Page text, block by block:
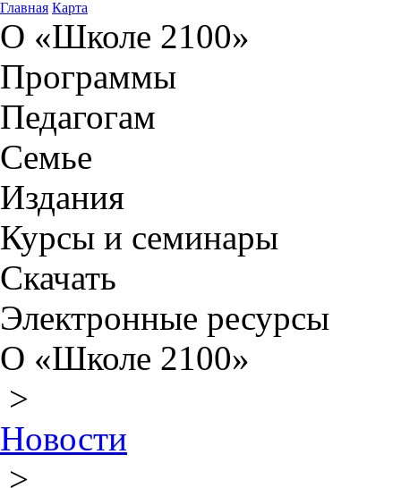
Главная Карта
О «Школе 2100»
Программы
Педагогам
Семье
Издания
Курсы и семинары
Скачать
Электронные ресурсы
О «Школе 2100»
>
Новости
>